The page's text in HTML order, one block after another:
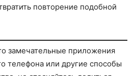
повторение подобной
замечательные приложения
телефона или другие способы